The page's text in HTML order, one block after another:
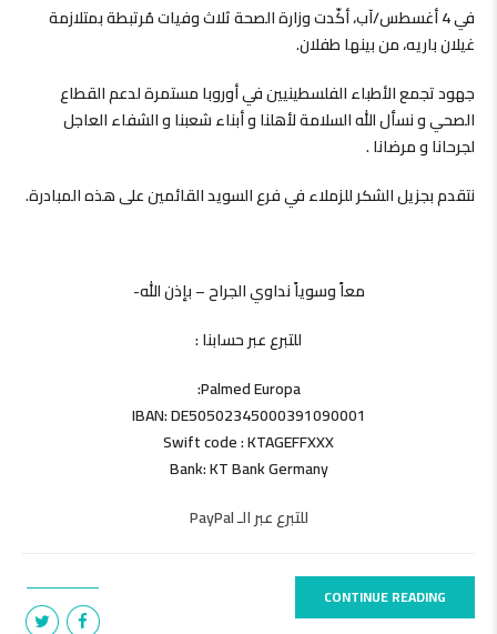
في 4 أغسطس/آب، أكّدت وزارة الصحة ثلاث وفيات مُرتبطة بمتلازمة
غيلان باريه، من بينها طفلان.
جهود تجمع الأطباء الفلسطينيين في أوروبا مستمرة لدعم القطاع
الصحي و نسأل الله السلامة لأهلنا و أبناء شعبنا و الشفاء العاجل
لجرحانا و مرضانا .
نتقدم بجزيل الشكر للزملاء في فرع السويد القائمين على هذه المبادرة.
معاً وسوياً نداوي الجراح – بإذن الله-
للتبرع عبر حسابنا :
Palmed Europa:
IBAN: DE50502345000391090001
Swift code : KTAGEFFXXX
Bank: KT Bank Germany
للتبرع عبر الـ PayPal
CONTINUE READING